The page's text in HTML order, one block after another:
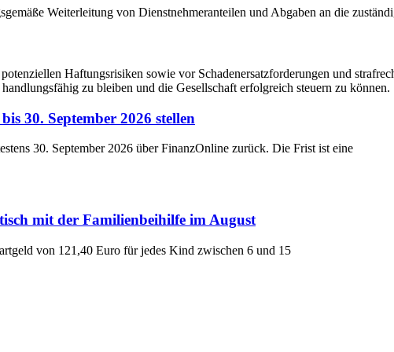
Weiterleitung von Dienstnehmeranteilen und Abgaben an die
Haftungsrisiken sowie vor Schadenersatzforderungen und
zu bleiben und die Gesellschaft erfolgreich steuern zu können.
30. September 2026 stellen
30. September 2026 über FinanzOnline zurück. Die Frist ist eine
mit der Familienbeihilfe im August
von 121,40 Euro für jedes Kind zwischen 6 und 15